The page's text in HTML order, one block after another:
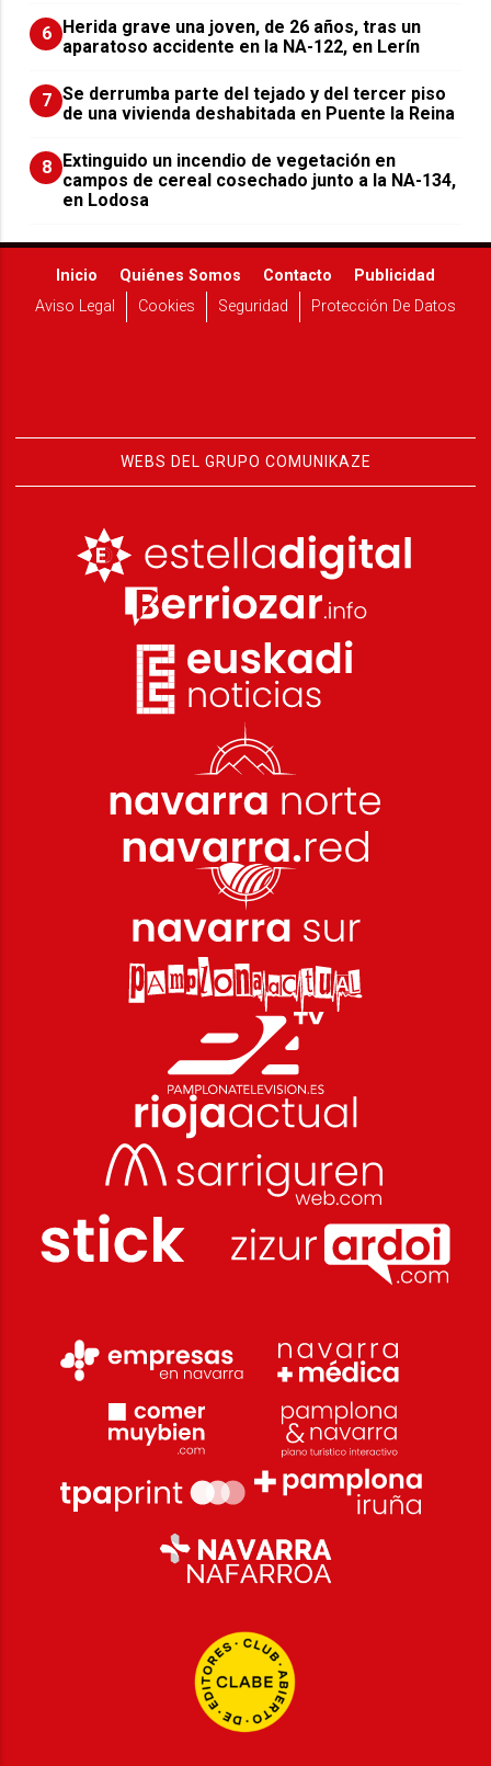
6 Herida grave una joven, de 26 años, tras un
aparatoso accidente en la NA-122, en Lerín
7 Se derrumba parte del tejado y del tercer piso
de una vivienda deshabitada en Puente la Reina
8 Extinguido un incendio de vegetación en
campos de cereal cosechado junto a la NA-134,
en Lodosa
Inicio Quiénes Somos Contacto
Publicidad
Aviso Legal
Cookies Seguridad Protección De Datos
WEBS DEL GRUPO COMUNIKAZE